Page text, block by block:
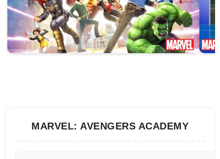
MARVEL: AVENGERS ACADEMY